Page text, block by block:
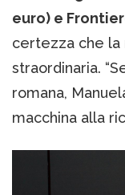
euro) e
certezza che la
straordinaria.
romana,
macchina alla